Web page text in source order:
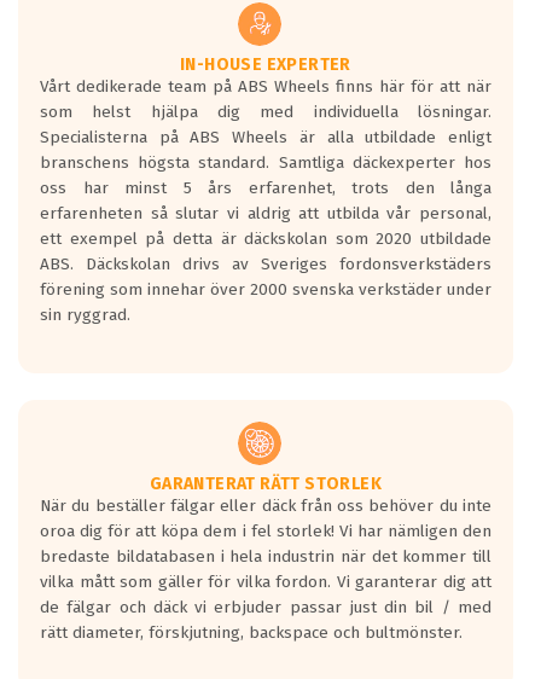
vid åtdragning av hjulbultarna.
helt kort att du som förare alltid ska ha koll på lufttrycket i
Samtliga ABS Wheels fälgar är kompatibla med TPMS
sensorer.
IN-HOUSE EXPERTER
Vårt dedikerade team på ABS Wheels finns här för att när
som helst hjälpa dig med individuella lösningar.
Specialisterna på ABS Wheels är alla utbildade enligt
branschens högsta standard. Samtliga däckexperter hos
oss har minst 5 års erfarenhet, trots den långa
erfarenheten så slutar vi aldrig att utbilda vår personal,
ett exempel på detta är däckskolan som 2020 utbildade
ABS. Däckskolan drivs av Sveriges fordonsverkstäders
förening som innehar över 2000 svenska verkstäder under
sin ryggrad.
GARANTERAT RÄTT STORLEK
När du beställer fälgar eller däck från oss behöver du inte
oroa dig för att köpa dem i fel storlek! Vi har nämligen den
bredaste bildatabasen i hela industrin när det kommer till
vilka mått som gäller för vilka fordon. Vi garanterar dig att
de fälgar och däck vi erbjuder passar just din bil / med
rätt diameter, förskjutning, backspace och bultmönster.